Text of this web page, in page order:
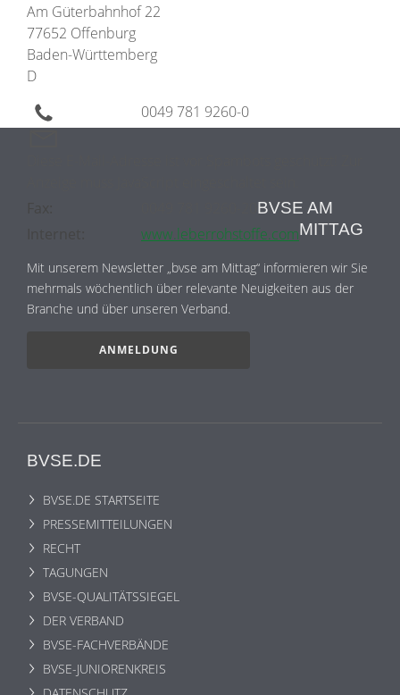
Am Güterbahnhof 22
77652 Offenburg
Baden-Württemberg
D
0049 781 9260-0
www.leberrohstoffe.com
BVSE AM
MITTAG
Mit unserem Newsletter „bvse am Mittag“ informieren wir Sie
mehrmals wöchentlich über relevante Neuigkeiten aus der
Branche und über unseren Verband.
ANMELDUNG
BVSE.DE
BVSE.DE STARTSEITE
PRESSEMITTEILUNGEN
RECHT
TAGUNGEN
BVSE-QUALITÄTSSIEGEL
DER VERBAND
BVSE-FACHVERBÄNDE
BVSE-JUNIORENKREIS